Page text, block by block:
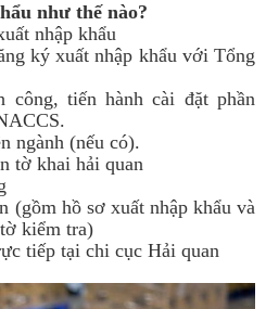
như thế nào?
nhập khẩu
ký xuất nhập khẩu với Tổng
công, tiến hành cài đặt phần
ngành (nếu có).
tờ khai hải quan
(gồm hồ sơ xuất nhập khẩu và
kiểm tra)
tiếp tại chi cục Hải quan